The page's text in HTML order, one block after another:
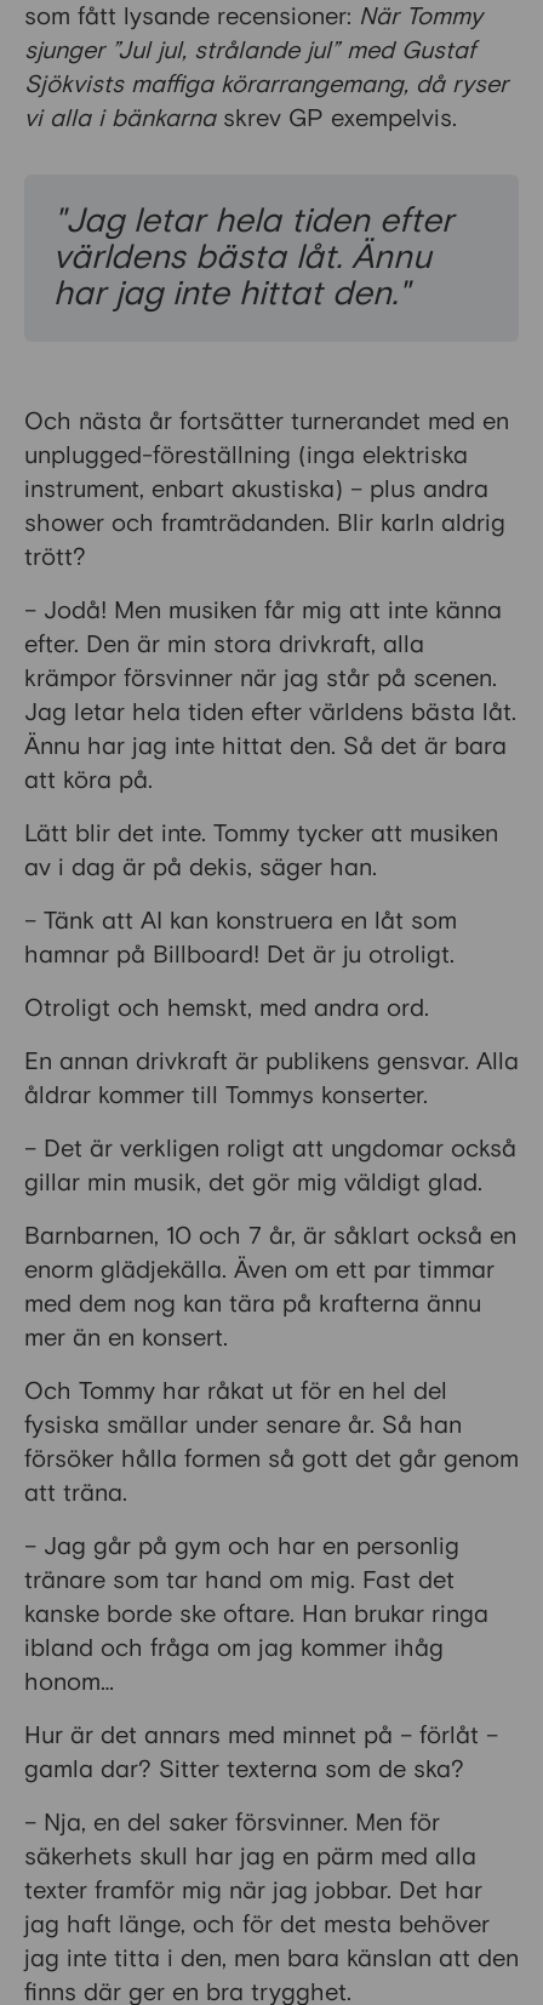
som fått lysande recensioner: När Tommy
sjunger ”Jul jul, strålande jul” med Gustaf
Sjökvists maffiga körarrangemang, då ryser
vi alla i bänkarna skrev GP exempelvis.
"Jag letar hela tiden efter
världens bästa låt. Ännu
har jag inte hittat den."
Och nästa år fortsätter turnerandet med en
unplugged-föreställning (inga elektriska
instrument, enbart akustiska) – plus andra
shower och framträdanden. Blir karln aldrig
trött?
– Jodå! Men musiken får mig att inte känna
efter. Den är min stora drivkraft, alla
krämpor försvinner när jag står på scenen.
Jag letar hela tiden efter världens bästa låt.
Ännu har jag inte hittat den. Så det är bara
att köra på.
Lätt blir det inte. Tommy tycker att musiken
av i dag är på dekis, säger han.
– Tänk att AI kan konstruera en låt som
hamnar på Billboard! Det är ju otroligt.
Otroligt och hemskt, med andra ord.
En annan drivkraft är publikens gensvar. Alla
åldrar kommer till Tommys konserter.
– Det är verkligen roligt att ungdomar också
gillar min musik, det gör mig väldigt glad.
Barnbarnen, 10 och 7 år, är såklart också en
enorm glädjekälla. Även om ett par timmar
med dem nog kan tära på krafterna ännu
mer än en konsert.
Och Tommy har råkat ut för en hel del
fysiska smällar under senare år. Så han
försöker hålla formen så gott det går genom
att träna.
– Jag går på gym och har en personlig
tränare som tar hand om mig. Fast det
kanske borde ske oftare. Han brukar ringa
ibland och fråga om jag kommer ihåg
honom…
Hur är det annars med minnet på – förlåt –
gamla dar? Sitter texterna som de ska?
– Nja, en del saker försvinner. Men för
säkerhets skull har jag en pärm med alla
texter framför mig när jag jobbar. Det har
jag haft länge, och för det mesta behöver
jag inte titta i den, men bara känslan att den
finns där ger en bra trygghet.